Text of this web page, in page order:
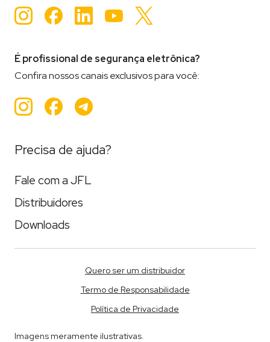
Instagram
Facebook
LinkedInYouTube
É profissional de segurança eletrônica?
Confira nossos canais exclusivos para você:
Instagram
Facebook
Teleram
Precisa de ajuda?
Fale com a JFL
Distribuidores
Downloads
Quero ser um distribuidor
Termo de Responsabilidade
Política de Privacidade
Imagens meramente ilustrativas.